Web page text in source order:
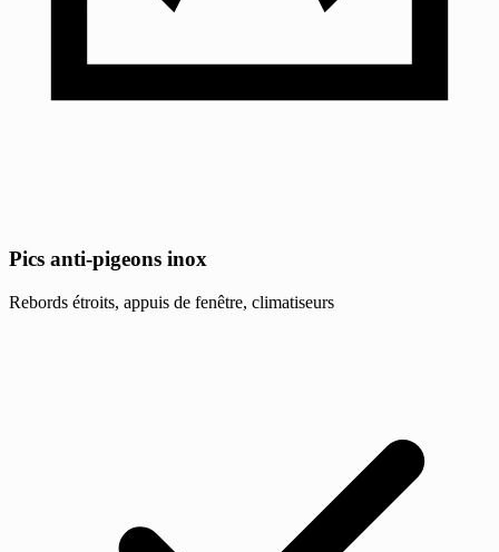
Pics anti-pigeons inox
Rebords étroits, appuis de fenêtre, climatiseurs